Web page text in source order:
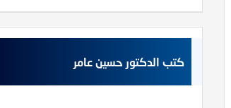
كتب الدكتور حسين عامر